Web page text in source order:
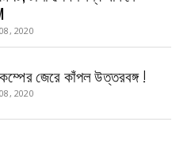
2020
জেরে কাঁপল উত্তরবঙ্গ !
2020